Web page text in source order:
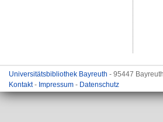
Universitätsbibliothek Bayreuth - 95447
Kontakt- Impressum - Datenschutz